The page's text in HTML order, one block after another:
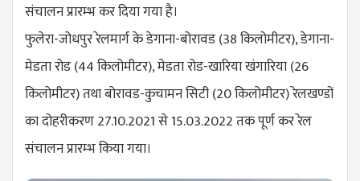
संचालन प्रारम्भ कर दिया गया है।
फुलेरा-जोधपुर रेलमार्ग के डेगाना-बोरावड (38 किलोमीटर), डेगाना-
मेडता रोड (44 किलोमीटर), मेडता रोड-खारिया खंगारिया (26
किलोमीटर) तथा बोरावड-कुचामन सिटी (20 किलोमीटर) रेलखण्डों
का दोहरीकरण 27.10.2021 से 15.03.2022 तक पूर्ण कर रेल
संचालन प्रारम्भ किया गया।